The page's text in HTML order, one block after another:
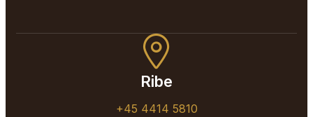
Ribe
+45 4414 5810